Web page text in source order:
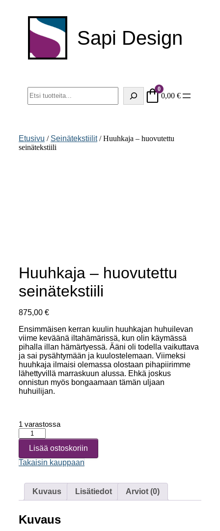
sisältöön
Sapi Design
0
0,00€
Etusivu / Seinätekstiilit/ Huuhkaja – huovutettu
seinätekstiili
Huuhkaja – huovutettu
seinätekstiili
875,00 €
Ensimmäisen kerran kuulin huuhkajan huhuilevan
viime keväänä iltahämärissä, kun olin käymässä
pihalla illan hämärtyessä. Ääni oli todella vaikuttava
ja sai pysähtymään ja kuulostelemaan. Viimeksi
huuhkaja ilmaisi olemassa olostaan pihapiirimme
lähettyvillä marraskuun alussa. Ehkä joskus
onnistun myös bongaamaan tämän uljaan
huhuilijan.
1 varastossa
Huuhkaja
–
huovutettu
seinätekstiili
määrä
Lisää ostoskoriin
Takaisin kauppaan
Kuvaus Lisätiedot Arviot (0)
Kuvaus